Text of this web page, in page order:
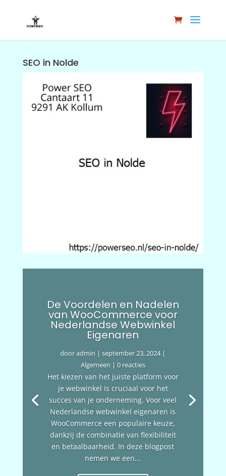
SEO in Nolde
De Voordelen en Nadelen
van WooCommerce voor
Nederlandse Webwinkel
Eigenaren
dooradmin |september 23, 2024|
Algemeen | 0 reacties
Het kiezen van het juiste platform voor
je webwinkel is cruciaal voor het
succes van je onderneming. Voor veel
Nederlandse webwinkel eigenaren is
WooCommerce een populaire keuze,
dankzij de combinatie van flexibiliteit
en betaalbaarheid. In deze blogpost
nemen we een...